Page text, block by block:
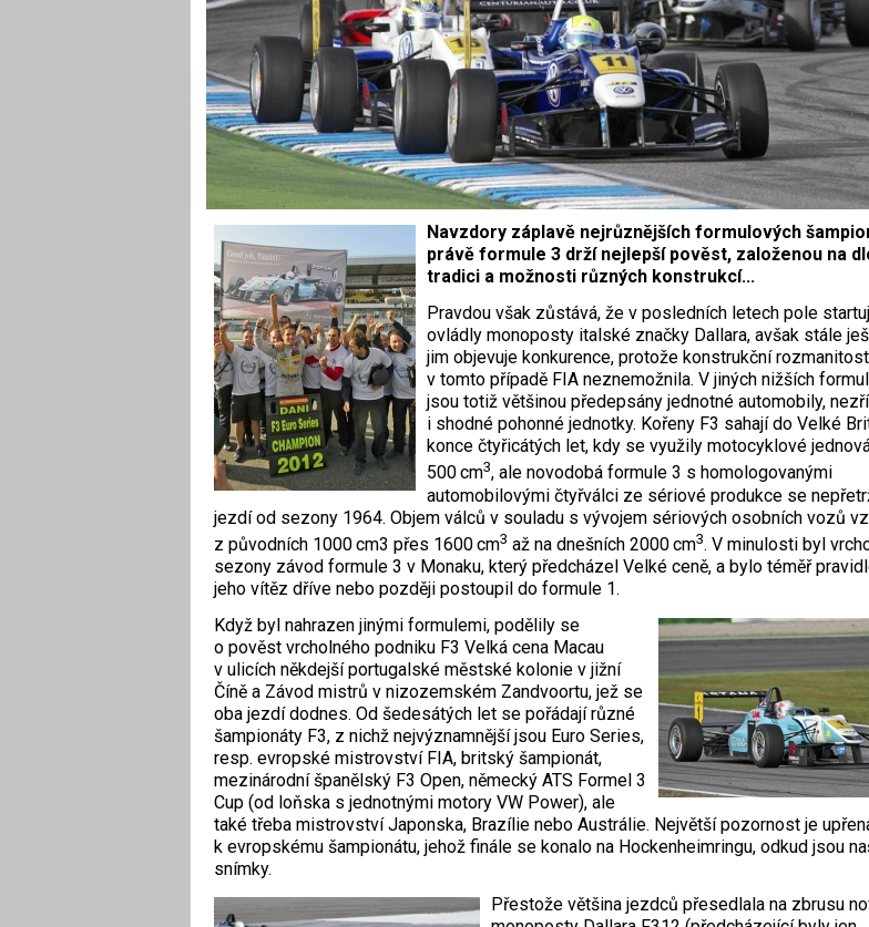
Navzdory záplavě nejrůznějších formulových
právě formule 3 drží nejlepší pověst, založenou na
tradici a možnosti různých konstrukcí...
Pravdou však zůstává, že v posledních letech pole
ovládly monoposty italské značky Dallara, avšak stále
jim objevuje konkurence, protože konstrukční rozmanitost
v tomto pří­padě FIA neznemožnila. V jiných nižších
jsou totiž většinou předepsány ­jednotné automobily,
i shodné pohonné jednotky. Kořeny F3 sahají do Velké
konce čtyřicátých let, kdy se využily motocyklové
500 cm3, ale novodobá formule 3 s homologovanými
automobilovými čtyřválci ze sériové produkce se
jezdí od sezony 1964. Objem válců v souladu s vývojem sériových osobních vozů
z původních 1000 cm3 přes 1600 cm3 až na dnešních 2000 cm3. V minulosti byl
sezony závod formule 3 v Monaku, který předcházel Velké ceně, a bylo téměř
jeho vítěz dříve nebo později postoupil do formule 1.
Když byl nahrazen jinými formulemi, po­dělily se
o pověst vrcholného podniku F3 Velká cena Macau
v ulicích někdejší portugalské městské kolonie v jižní
Číně a Závod mistrů v nizozemském Zandvoortu, jež se
oba jezdí dodnes. Od šedesátých let se pořádají různé
šampionáty F3, z nichž nej­významnější jsou Euro Series,
resp. evropské mistrovství FIA, britský šampionát,
mezinárodní španělský F3 Open, německý ATS Formel 3
Cup (od loňska s jednotnými motory VW Power), ale
také třeba mistrovství Japonska, Brazílie nebo Austrálie. Největší pozornost je
k evropskému šampionátu, jehož finále se konalo na Hockenheimringu, odkud jsou
snímky.
Přestože většina jezdců přesedlala na zbrusu